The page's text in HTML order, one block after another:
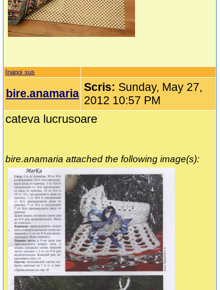
Inapoi sus
bire.anamaria Scris: Sunday, May 27,
2012 10:57 PM
cateva lucrusoare
bire.anamaria attached the following image(s):